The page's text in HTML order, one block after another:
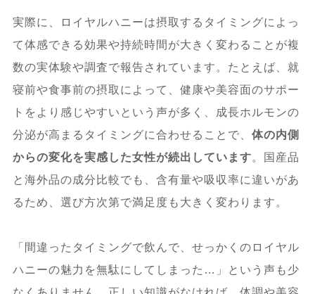
実際に、ロイヤルハニーは摂取するタイミングによっ
て体感できる効果や持続時間が大きく変わることが複
数の実体験や調査で報告されています。たとえば、就
寝前や食事前の摂取によって、健康や美容面のサポー
トをより感じやすいという声が多く、成長ホルモンの
分泌が高まるタイミングに合わせることで、 体の内側
からの変化を実感した女性が続出しています。国産品
と海外品の成分比較でも、含有量や吸収率に違いがあ
るため、選び方次第で満足度も大きく変わります。
「間違ったタイミングで飲んで、せっかくのロイヤル
ハニーの魅力を無駄にしてしまった…」という声も少